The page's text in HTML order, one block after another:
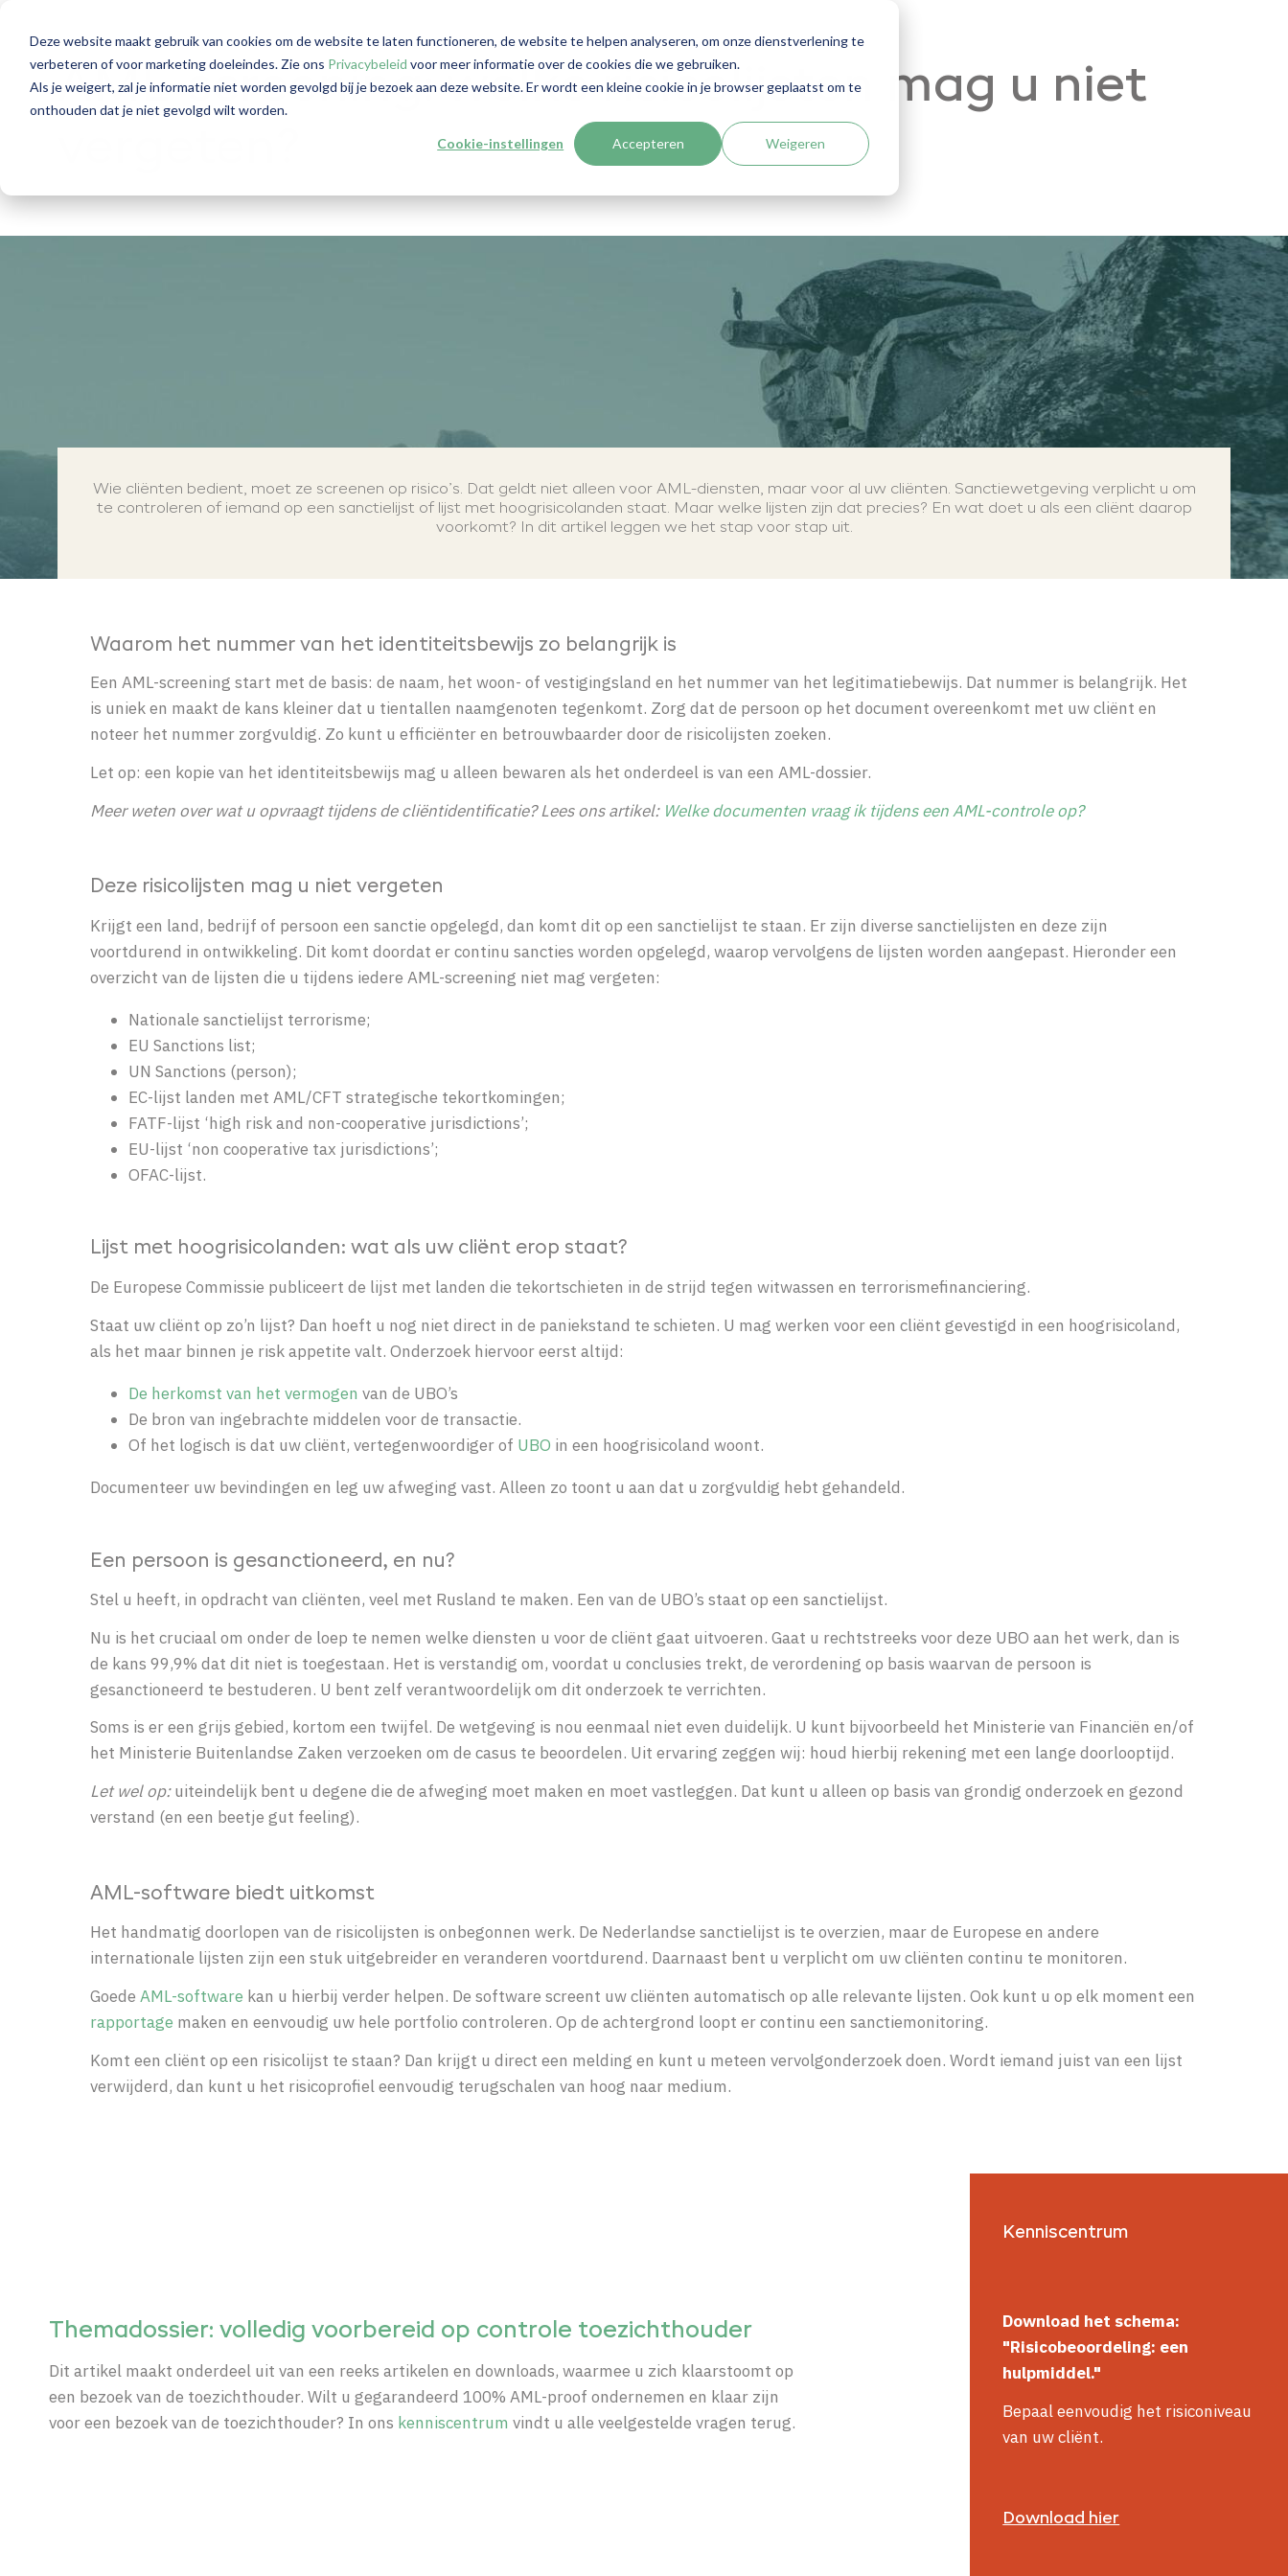
Deze website maakt gebruik van cookies om de website te laten functioneren, de website te helpen analyseren, om onze dienstverlening te
verbeteren of voor marketing doeleindes. Zie ons Privacybeleid voor meer informatie over de cookies die we gebruiken.
Als je weigert, zal je informatie niet worden gevolgd bij je bezoek aan deze website. Er wordt een kleine cookie in je browser geplaatst om te
onthouden dat je niet gevolgd wilt worden.
Cookie-instellingen Accepteren Weigeren
AML-screening: welke risicolijsten mag u niet
Wie cliënten bedient, moet ze screenen op risico’s. Dat geldt niet alleen voor AML-diensten, maar voor al uw cliënten. Sanctiewetgeving verplicht u om
te controleren of iemand op een sanctielijst of lijst met hoogrisicolanden staat. Maar welke lijsten zijn dat precies? En wat doet u als een cliënt daarop
voorkomt? In dit artikel leggen we het stap voor stap uit.
Waarom het nummer van het identiteitsbewijs zo belangrijk is
Een AML-screening start met de basis: de naam, het woon- of vestigingsland en het nummer van het legitimatiebewijs. Dat nummer is belangrijk. Het
is uniek en maakt de kans kleiner dat u tientallen naamgenoten tegenkomt. Zorg dat de persoon op het document overeenkomt met uw cliënt en
noteer het nummer zorgvuldig. Zo kunt u efficiënter en betrouwbaarder door de risicolijsten zoeken.
Let op: een kopie van het identiteitsbewijs mag u alleen bewaren als het onderdeel is van een AML-dossier.
Meer weten over wat u opvraagt tijdens de cliëntidentificatie? Lees ons artikel: Welke documenten vraag ik tijdens een AML-controle op?
Deze risicolijsten mag u niet vergeten
Krijgt een land, bedrijf of persoon een sanctie opgelegd, dan komt dit op een sanctielijst te staan. Er zijn diverse sanctielijsten en deze zijn
voortdurend in ontwikkeling. Dit komt doordat er continu sancties worden opgelegd, waarop vervolgens de lijsten worden aangepast. Hieronder een
overzicht van de lijsten die u tijdens iedere AML-screening niet mag vergeten:
Nationale sanctielijst terrorisme;
EU Sanctions list;
UN Sanctions (person);
EC-lijst landen met AML/CFT strategische tekortkomingen;
FATF-lijst ‘high risk and non-cooperative jurisdictions’;
EU-lijst ‘non cooperative tax jurisdictions’;
OFAC-lijst.
Lijst met hoogrisicolanden: wat als uw cliënt erop staat?
De Europese Commissie publiceert de lijst met landen die tekortschieten in de strijd tegen witwassen en terrorismefinanciering.
Staat uw cliënt op zo’n lijst? Dan hoeft u nog niet direct in de paniekstand te schieten. U mag werken voor een cliënt gevestigd in een hoogrisicoland,
als het maar binnen je risk appetite valt. Onderzoek hiervoor eerst altijd:
De herkomst van het vermogen van de UBO’s
De bron van ingebrachte middelen voor de transactie.
Of het logisch is dat uw cliënt, vertegenwoordiger of UBO in een hoogrisicoland woont.
Documenteer uw bevindingen en leg uw afweging vast. Alleen zo toont u aan dat u zorgvuldig hebt gehandeld.
Een persoon is gesanctioneerd, en nu?
Stel u heeft, in opdracht van cliënten, veel met Rusland te maken. Een van de UBO’s staat op een sanctielijst.
Nu is het cruciaal om onder de loep te nemen welke diensten u voor de cliënt gaat uitvoeren. Gaat u rechtstreeks voor deze UBO aan het werk, dan is
de kans 99,9% dat dit niet is toegestaan. Het is verstandig om, voordat u conclusies trekt, de verordening op basis waarvan de persoon is
gesanctioneerd te bestuderen. U bent zelf verantwoordelijk om dit onderzoek te verrichten.
Soms is er een grijs gebied, kortom een twijfel. De wetgeving is nou eenmaal niet even duidelijk. U kunt bijvoorbeeld het Ministerie van Financiën en/of
het Ministerie Buitenlandse Zaken verzoeken om de casus te beoordelen. Uit ervaring zeggen wij: houd hierbij rekening met een lange doorlooptijd.
Let wel op:uiteindelijk bent u degene die de afweging moet maken en moet vastleggen. Dat kunt u alleen op basis van grondig onderzoek en gezond
verstand (en een beetje gut feeling).
AML-software biedt uitkomst
Het handmatig doorlopen van de risicolijsten is onbegonnen werk. De Nederlandse sanctielijst is te overzien, maar de Europese en andere
internationale lijsten zijn een stuk uitgebreider en veranderen voortdurend. Daarnaast bent u verplicht om uw cliënten continu te monitoren.
Goede AML-software kan u hierbij verder helpen. De software screent uw cliënten automatisch op alle relevante lijsten. Ook kunt u op elk moment een
rapportage maken en eenvoudig uw hele portfolio controleren. Op de achtergrond loopt er continu een sanctiemonitoring.
Komt een cliënt op een risicolijst te staan? Dan krijgt u direct een melding en kunt u meteen vervolgonderzoek doen. Wordt iemand juist van een lijst
verwijderd, dan kunt u het risicoprofiel eenvoudig terugschalen van hoog naar medium.
Themadossier: volledig voorbereid op controle toezichthouder
Dit artikel maakt onderdeel uit van een reeks artikelen en downloads, waarmee u zich klaarstoomt op
een bezoek van de toezichthouder. Wilt u gegarandeerd 100% AML-proof ondernemen en klaar zijn
voor een bezoek van de toezichthouder? In ons kenniscentrum vindt u alle veelgestelde vragen terug.
Kenniscentrum
Download het schema:
"Risicobeoordeling: een
hulpmiddel."
Bepaal eenvoudig het risiconiveau
van uw cliënt.
Download hier